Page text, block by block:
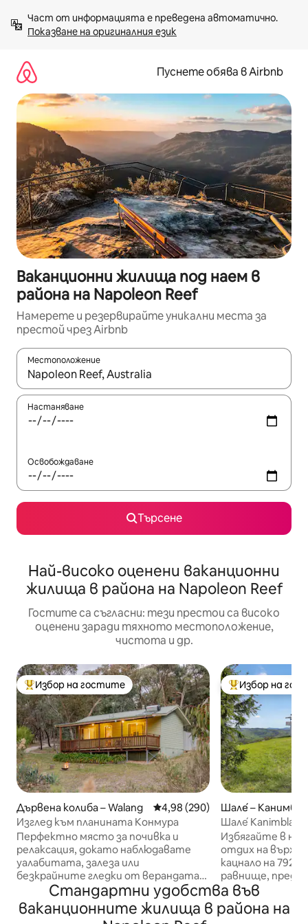
към
съдържанието
Показване на оригиналния език
Пуснете обява в Airbnb
Ваканционни жилища под наем в
района на Napoleon Reef
Намерете и резервирайте уникални места за
престой чрез Airbnb
Местоположение
Когато резултатите се покажат, използвайте
Настаняване
Освобождаване
Търсене
Най-високо оценени ваканционни
жилища в района на Napoleon Reef
Гостите са съгласни: тези престои са високо
оценени заради тяхното местоположение,
чистота и др.
Най-популярен избор на гостите
Избор на гостите
Дървена колиба – Walang Средна оценка: 4,98 от 5,
4,98 (290)
Изглед към планината Конмура
Перфектно място за почивка и
релаксация, докато наблюдавате
уалабитата, залеза или
безкрайните гледки от верандата
или от наблюдателните площадки.
Колибата е модерна студийна
колиба с отворено пространство, в
Най-популярен
Избор на
Шале́ – Канимбла
Шале́ Kanimbla
Избягайте в
отдих на върха
кацнало на 792
равнище,
360 - градусова
планини.
сауна,
Стандартни удобства във
ваканционните жилища в района на